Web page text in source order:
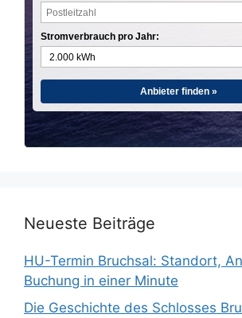
Stromverbrauch pro Jahr:
Anbieter finden »
Neueste Beiträge
HU-Termin Bruchsal: Standort,
Buchung in einer Minute
Die Geschichte des Schlosses